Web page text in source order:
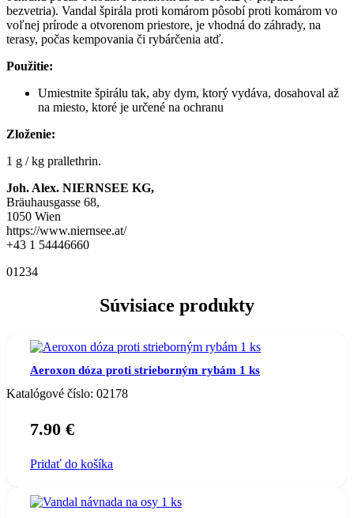
bezvetria). Vandal špirála proti komárom pôsobí proti komárom vo
voľnej prírode a otvorenom priestore, je vhodná do záhrady, na
terasy, počas kempovania či rybárčenia atď.
Použitie:
Umiestnite špirálu tak, aby dym, ktorý vydáva, dosahoval až
na miesto, ktoré je určené na ochranu
Zloženie:
1 g / kg prallethrin.
Joh. Alex. NIERNSEE KG,
Bräuhausgasse 68,
1050 Wien
https://www.niernsee.at/
+43 1 54446660
01234
Súvisiace produkty
Aeroxon dóza proti strieborným rybám 1 ks
Katalógové číslo: 02178
7.90 €
Pridať do košíka